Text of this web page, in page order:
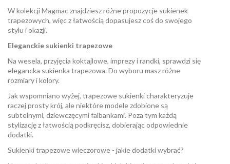
W kolekcji Magmac znajdziesz różne propozycje sukienek
trapezowych, więc z łatwością dopasujesz coś do swojego
stylu i okazji.
Eleganckie sukienki trapezowe
Na wesela, przyjęcia koktajlowe, imprezy i randki, sprawdzi się
elegancka sukienka trapezowa. Do wyboru masz różne
rozmiary i kolory.
Jak wspomniano wyżej, trapezowe sukienki charakteryzuje
raczej prosty krój, ale niektóre modele zdobione są
subtelnymi, dziewczęcymi falbankami. Poza tym każdą
stylizację z łatwością podkręcisz, dobierając odpowiednie
dodatki.
Sukienki trapezowe wieczorowe - jakie dodatki wybrać?